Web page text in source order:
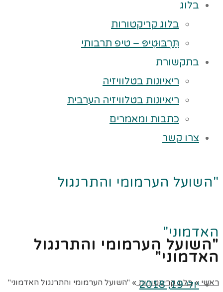
בלוג
בלוג קריקטורות
תַּרְבּוּטִיפּ – טיפ תרבותי
בתקשורת
ריאיונות בטלוויזיה
ריאיונות בטלוויזיה הערבית
כתבות ומאמרים
צרו קשר
"השועל הערמומי והתרנגול
האדמוני"
ראשי » בלוג קריקטורות » "השועל הערמומי והתרנגול האדמוני"
"השועל הערמומי והתרנגול
האדמוני"
יולי 19, 2018